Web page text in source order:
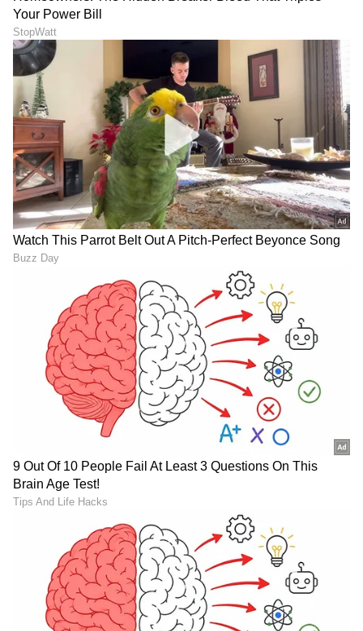
ಮತ್ತು ರಿಟ್ ಅರ್ಜಿಯಲ್ಲೂ 'CTS No. 1047' ಉಲ್ಲೇಖವೇ
ಇಲ್ಲದಿರುವಾಗ, ನಂತರದ ಪ್ರಕ್ರಿಯೆಗಳಲ್ಲಿ ಇದನ್ನು
ಸೇರಿಸಿರುವುದು ಸ್ಪಷ್ಟ ವಂಚನೆ. ಅರ್ಜಿದಾರರು ಪ್ರಮುಖ
ಪದಗಳನ್ನು ಮತ್ತು ಸತ್ಯವನ್ನು ಮರೆಮಾಚಿ, ಏಕಸದಸ್ಯ ಪೀಠದ
ದಾರಿ ತಪ್ಪಿಸಿ ಆದೇಶ ಪಡೆದಿದ್ದಾರೆ" ಎಂದು ತರಾಟೆಗೆ
ತೆಗೆದುಕೊಂಡ ಪೀಠವು, 5 ಎಕರೆ ಜಾಗ ರೈಲ್ವೆಗೆ ಸೇರಿದ್ದು ಎಂದು
ಅಂತಿಮ ತೀರ್ಪು ಪ್ರಕಟಿಸಿದೆ.
LATEST VIDEOS
ABOUT THE AUTHOR
SN
ನಾನು ಏಷ್ಯಾನೆಟ್ ಸುವರ್ಣ ನ್ಯೂಸ್.ಕಾಂನಲ್ಲಿ ಮುಖ್ಯ
ಉಪಸಂಪಾದಕ. ಉತ್ತರ ಕನ್ನಡ ಜಿಲ್ಲೆಯ ಭಟ್ಕಳದವನು. 13
ಕಾಲೇಜಿನಲ್ಲಿ ಪತ್ರಿಕೋದ್ಯಮ ಪದವಿ. ಹೊಸದಿಗಂತದ ಮೂಲಕ
ಮಾಧ್ಯಮ ಜಗತ್ತಿಗೆ ಕಾಲಿಟ್ಟವನು. ಕ್ರೀಡಾ ವರದಿಯಲ್ಲಿ ಹೆಚ್ಚು ಆಸಕ್ತಿ.
ಆದರೆ, ಡಿಜಿಟಲ್ ಮಾಧ್ಯಮ ಎಲ್ಲ ವಿಷಯದಲ್ಲೂ ಪಳಗಿಸಿದೆ.
ವಿಜಯವಾಣಿ, ಸ್ಟಾರ್‌ ಸ್ಪೋರ್ಟ್ಸ್‌ನಲ್ಲಿ ಕೆಲಸ ಮಾಡಿದ್ದೇನೆ. ಓದು,
ಪ್ರವಾಸ ನೆಚ್ಚಿನ ಹವ್ಯಾಸ
ಬೆಂಗಳೂರು ನಗರ ಬೆಂಗಳೂರು ಭೂ ಒತ್ತುವರಿ ಭಾರತೀಯ ರೈಲ್ವೆ